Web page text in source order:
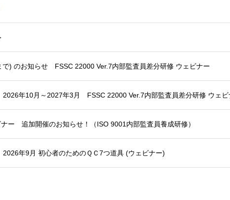
で) のお知らせ FSSC 22000 Ver.7内部監査員差分研修 ウェビナー
年10月～2027年3月 FSSC 22000 Ver.7内部監査員差分研修 ウェビ
ー 追加開催のお知らせ！（ISO 9001内部監査員養成研修）
年9月 初心者のためのＱＣ7つ道具 (ウェビナー)